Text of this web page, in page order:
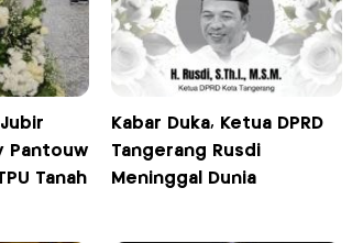
Pantouw
Tanah
Kabar Duka, Ketua DPRD
Tangerang Rusdi
Meninggal Dunia